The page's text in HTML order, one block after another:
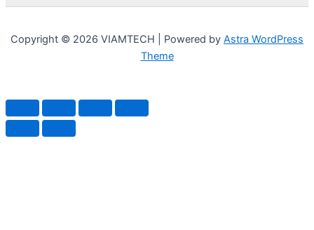
Copyright © 2026 VIAMTECH | Powered by Astra WordPress
Theme